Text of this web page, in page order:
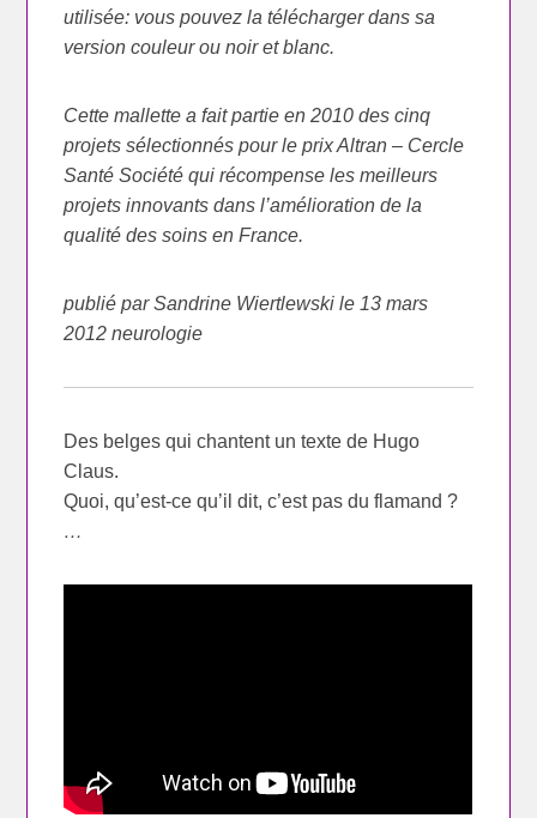
utilisée: vous pouvez la télécharger dans sa
version couleur ou noir et blanc.
Cette mallette a fait partie en 2010 des cinq
projets sélectionnés pour le prix Altran – Cercle
Santé Société qui récompense les meilleurs
projets innovants dans l’amélioration de la
qualité des soins en France.
publié par Sandrine Wiertlewski le 13 mars
2012 neurologie
Des belges qui chantent un texte de Hugo
Claus.
Quoi, qu’est-ce qu’il dit, c’est pas du flamand ?
…